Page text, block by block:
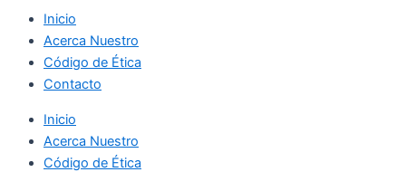
Inicio
Acerca Nuestro
Código de Ética
Contacto
Inicio
Acerca Nuestro
Código de Ética